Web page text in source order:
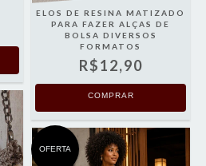
ELOS DE RESINA MATIZADO
PARA FAZER ALÇAS DE
BOLSA DIVERSOS
FORMATOS
R$12,90
COMPRAR
OFERTA